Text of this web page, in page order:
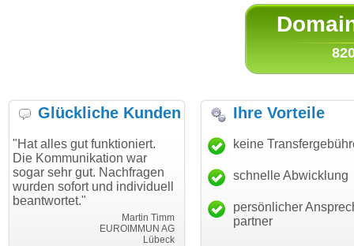
Glückliche Kunden
gut funktioniert.
war
gut. Nachfragen
und individuell
EUROIMMUN AG
"Danke für den schnellen
Transfer und guten Service!"
Thomas Schäfer
i can eckert communication GmbH
"Ich bin
haben.
mein
Ihre Vorteile
keine
schnelle Abwicklung
persönlicher
partner